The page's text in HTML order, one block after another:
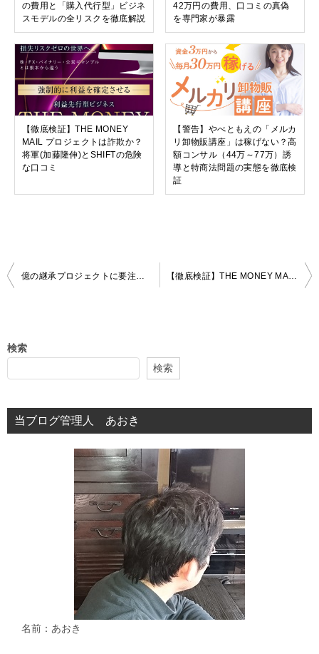
の費用と「購入代行型」ビジネ
スモデルの全リスクを徹底解説
42万円の費用、口コミの真偽
を専門家が暴露
【徹底検証】THE MONEY
MAIL プロジェクトは詐欺か？
将軍(加藤隆伸)とSHIFTの危険
な口コミ
【警告】やべともえの「メルカ
リ卸物販講座」は稼げない？高
額コンサル（44万～77万）誘
導と特商法問題の実態を徹底検
証
投
ビ
シ
ョ
億の継承プロジェクトに要注意！特商法表記の不備と口コミ評判から見える危険性 【徹底検証】THE MONEY MAIL プロジェクトは詐欺か？将軍(加藤隆伸)とSHIFTの危険な口コミ
検索
検索
当ブログ管理人 あおき
名前：あおき